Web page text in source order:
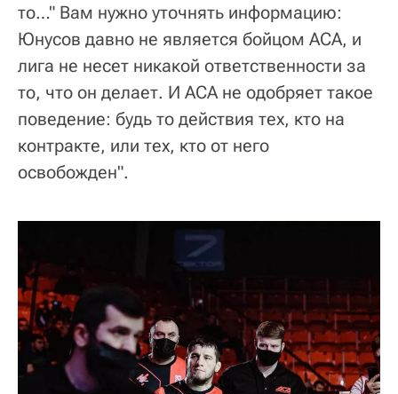
то…" Вам нужно уточнять информацию:
Юнусов давно не является бойцом АСА, и
лига не несет никакой ответственности за
то, что он делает. И АСА не одобряет такое
поведение: будь то действия тех, кто на
контракте, или тех, кто от него
освобожден".